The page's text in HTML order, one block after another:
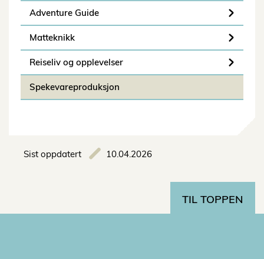
Adventure Guide
Matteknikk
Reiseliv og opplevelser
Spekevareproduksjon
Sist oppdatert 10.04.2026
TIL TOPPEN